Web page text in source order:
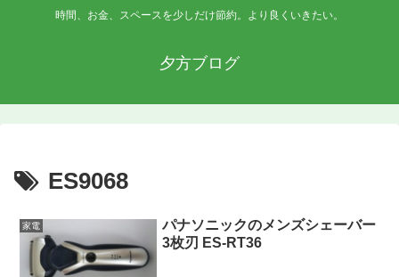
時間、お金、スペースを少しだけ節約。より良くいきたい。
夕方ブログ
ES9068
家電
パナソニックのメンズシェーバー
3枚刃 ES-RT36